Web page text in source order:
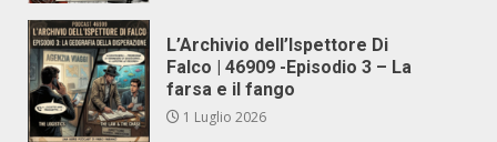
L’Archivio dell’Ispettore Di
Falco | 46909 -Episodio 3 – La
farsa e il fango
1 Luglio 2026